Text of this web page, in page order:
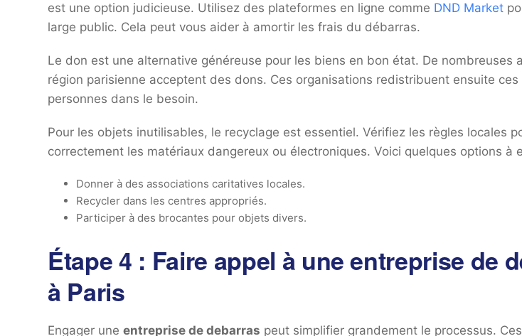
est une option judicieuse. Utilisez des plateformes en ligne comme DND Market
large public. Cela peut vous aider à amortir les frais du débarras.
Le don est une alternative généreuse pour les biens en bon état. De nombreuses
région parisienne acceptent des dons. Ces organisations redistribuent ensuite
personnes dans le besoin.
Pour les objets inutilisables, le recyclage est essentiel. Vérifiez les règles locales
correctement les matériaux dangereux ou électroniques. Voici quelques options à
Donner à des associations caritatives locales.
Recycler dans les centres appropriés.
Participer à des brocantes pour objets divers.
Étape 4 : Faire appel à une entreprise de
à Paris
Engager une entreprise de debarras peut simplifier grandement le processus.